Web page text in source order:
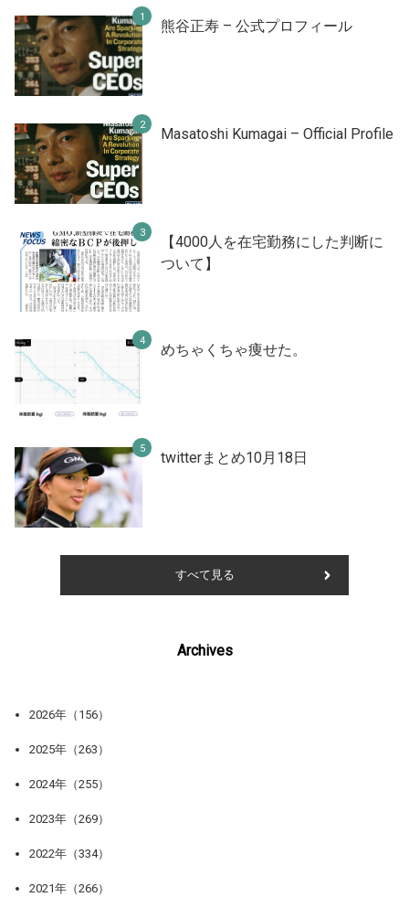
熊谷正寿 – 公式プロフィール
Masatoshi Kumagai – Official Profile
【4000人を在宅勤務にした判断に
ついて】
めちゃくちゃ痩せた。
twitterまとめ10月18日
すべて見る
Archives
2026年（156）
2025年（263）
2024年（255）
2023年（269）
2022年（334）
2021年（266）